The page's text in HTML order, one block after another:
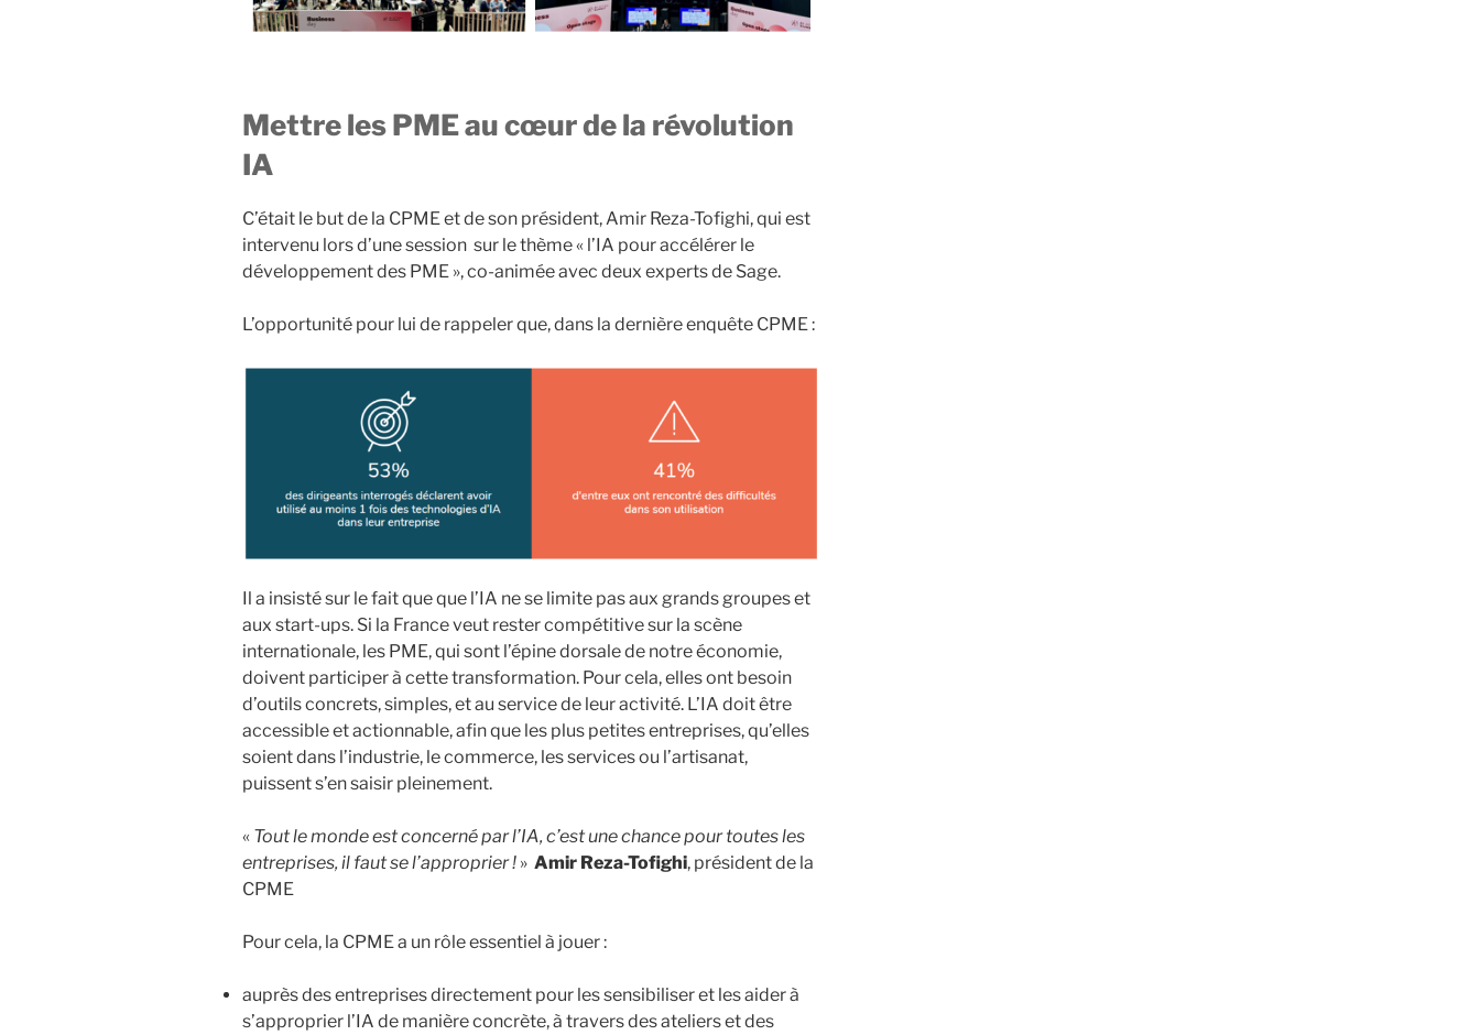
Mettre les PME au cœur de la révolution
IA
C’était le but de la CPME et de son président, Amir Reza-Tofighi, qui est
intervenu lors d’une session sur le thème « l’IA pour accélérer le
développement des PME », co-animée avec deux experts de Sage.
L’opportunité pour lui de rappeler que, dans la dernière enquête CPME :
Il a insisté sur le fait que que l’IA ne se limite pas aux grands groupes et
aux start-ups. Si la France veut rester compétitive sur la scène
internationale, les PME, qui sont l’épine dorsale de notre économie,
doivent participer à cette transformation. Pour cela, elles ont besoin
d’outils concrets, simples, et au service de leur activité. L’IA doit être
accessible et actionnable, afin que les plus petites entreprises, qu’elles
soient dans l’industrie, le commerce, les services ou l’artisanat,
puissent s’en saisir pleinement.
« Tout le monde est concerné par l’IA, c’est une chance pour toutes les
entreprises, il faut se l’approprier ! » Amir Reza-Tofighi, président de la
CPME
Pour cela, la CPME a un rôle essentiel à jouer :
auprès des entreprises directement pour les sensibiliser et les aider à
s’approprier l’IA de manière concrète, à travers des ateliers et des